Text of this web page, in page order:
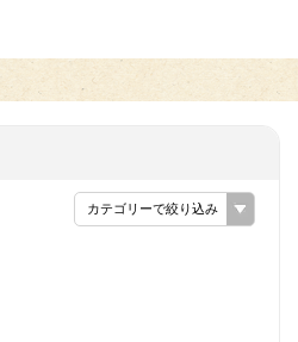
カテゴリーで絞り込み